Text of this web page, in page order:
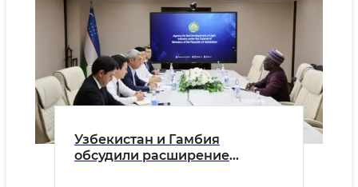
Узбекистан и Гамбия
обсудили расширение